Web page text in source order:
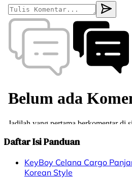
Daftar Isi Panduan
KeyBoy Celana Cargo
Korean Style